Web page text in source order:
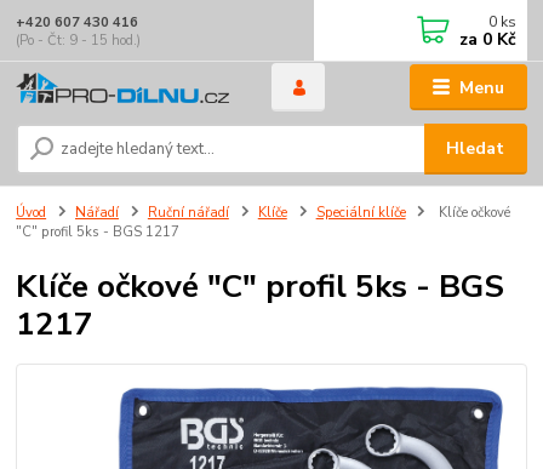
Menu
Hledat
+420 607 430 416
(Po - Čt: 9 - 15 hod.)
0 ks
za 0 Kč
Úvod Nářadí Ruční nářadí Klíče Speciální klíče
Klíče očkové
"C" profil 5ks - BGS 1217
Klíče očkové "C" profil 5ks - BGS
1217